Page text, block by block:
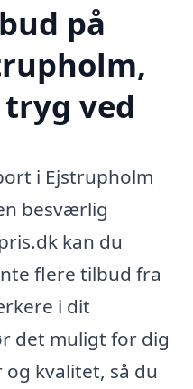
på
ved
i Ejstrupholm
besværlig
kan du
flere tilbud fra
i dit
det muligt for dig
kvalitet, så du